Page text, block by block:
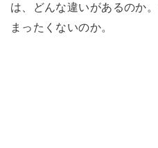
は、どんな違いがあるのか
まったくないのか。